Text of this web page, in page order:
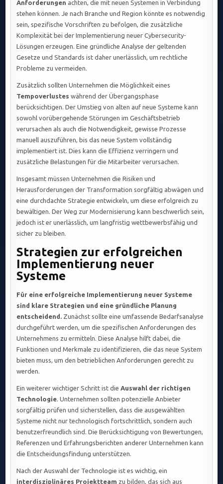
Anforderungen achten, die mit neuen Systemen in Verbindung
stehen können. Je nach Branche und Region könnte es notwendig
sein, spezifische Vorschriften zu befolgen, die zusätzliche
Komplexität bei der Implementierung neuer Cybersecurity-
Lösungen erzeugen. Eine gründliche Analyse der geltenden
Gesetze und Standards ist daher unerlässlich, um rechtliche
Probleme zu vermeiden.
Zusätzlich sollten Unternehmen die Möglichkeit eines
Tempoverlustes während der Übergangsphase
berücksichtigen. Der Umstieg von alten auf neue Systeme kann
sowohl vorübergehende Störungen im Geschäftsbetrieb
verursachen als auch die Notwendigkeit, gewisse Prozesse
manuell auszuführen, bis das neue System vollständig
implementiert ist. Dies kann die Effizienz verringern und
zusätzliche Belastungen für die Mitarbeiter verursachen.
Insgesamt müssen Unternehmen die Risiken und
Herausforderungen der Transformation sorgfältig abwägen und
eine durchdachte Strategie entwickeln, um diese erfolgreich zu
bewältigen. Der Weg zur Modernisierung kann beschwerlich sein,
jedoch ist er unerlässlich, um langfristig wettbewerbsfähig und
sicher zu bleiben.
Strategien zur erfolgreichen
Implementierung neuer
Systeme
Für eine erfolgreiche Implementierung neuer Systeme
sind klare Strategien und eine gründliche Planung
entscheidend. Zunächst sollte eine umfassende Bedarfsanalyse
durchgeführt werden, um die spezifischen Anforderungen des
Unternehmens zu ermitteln. Diese Analyse hilft dabei, die
Funktionen und Merkmale zu identifizieren, die das neue System
bieten muss, um den betrieblichen Anforderungen gerecht zu
werden.
Ein weiterer wichtiger Schritt ist dieAuswahl der richtigen
Technologie. Unternehmen sollten potenzielle Anbieter
sorgfältig prüfen und sicherstellen, dass die ausgewählten
Systeme nicht nur technologisch fortschrittlich, sondern auch
benutzerfreundlich sind. Die Berücksichtigung von Bewertungen,
Referenzen und Erfahrungsberichten anderer Unternehmen kann
die Entscheidungsfindung unterstützen.
Nach der Auswahl der Technologie ist es wichtig, ein
interdisziplinäres Projektteam zu bilden, das sich aus